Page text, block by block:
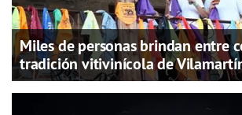
Miles de personas brindan entre
tradición vitivinícola de